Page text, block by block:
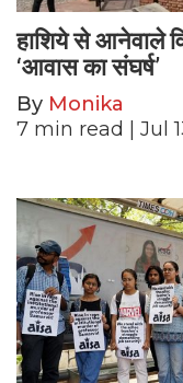
हाशिये से आनेवाले
‘आवास का संघर्ष’
By Monika
7 min read | Jul